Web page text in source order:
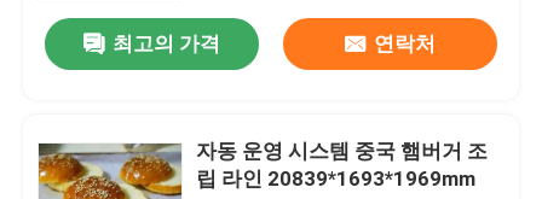
최고의 가격 연락처
자동 운영 시스템 중국 햄버거 조
립 라인 20839*1693*1969mm